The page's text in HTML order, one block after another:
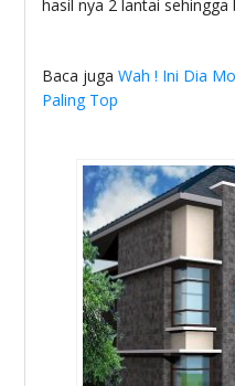
hasil nya 2 lantai
Baca jugaWah ! Ini Dia
Paling Top